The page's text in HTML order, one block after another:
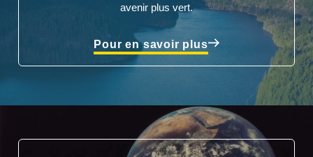
avenir plus vert.
Pour en savoir plus